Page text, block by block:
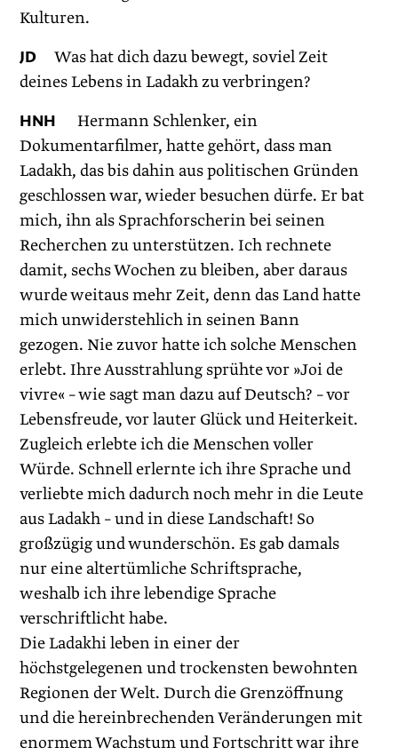
Kulturen.
JD Was hat dich dazu bewegt, soviel Zeit
deines Lebens in Ladakh zu verbringen?
HNH Hermann Schlenker, ein
Dokumentarfilmer, hatte gehört, dass man
Ladakh, das bis dahin aus politischen Gründen
geschlossen war, wieder besuchen dürfe. Er bat
mich, ihn als Sprachforscherin bei seinen
Recherchen zu unterstützen. Ich rechnete
damit, sechs Wochen zu bleiben, aber daraus
wurde weitaus mehr Zeit, denn das Land hatte
mich unwiderstehlich in seinen Bann
gezogen. Nie zuvor hatte ich solche Menschen
erlebt. Ihre Ausstrahlung sprühte vor »Joi de
vivre« – wie sagt man dazu auf Deutsch? – vor
Lebensfreude, vor lauter Glück und Heiterkeit.
Zugleich erlebte ich die Menschen voller
Würde. Schnell erlernte ich ihre Sprache und
verliebte mich dadurch noch mehr in die Leute
aus Ladakh – und in diese Landschaft! So
großzügig und wunderschön. Es gab ­damals
nur eine altertümliche Schriftsprache,
weshalb ich ihre lebendige Sprache
verschriftlicht habe.
Die Ladakhi leben in einer der
höchstgelegenen und trockensten bewohnten
Regionen der Welt. Durch die Grenzöffnung
und die hereinbrechenden Veränderungen mit
enormem Wachstum und Fortschritt war ihre